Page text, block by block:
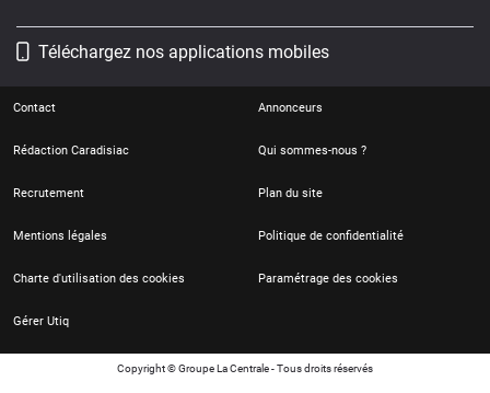
Téléchargez nos applications mobiles
Contact Annonceurs
Rédaction Caradisiac Qui sommes-nous ?
Recrutement Plan du site
Mentions légales Politique de confidentialité
Charte d'utilisation des cookies Paramétrage des cookies
Gérer Utiq
Copyright © Groupe La Centrale - Tous droits réservés